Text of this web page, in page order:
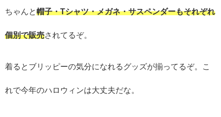
ちゃんと帽子・Tシャツ・メガネ・サスペンダーもそれぞれ
個別で販売されてるぞ。
着るとブリッピーの気分になれるグッズが揃ってるぞ。こ
れで今年のハロウィンは大丈夫だな。